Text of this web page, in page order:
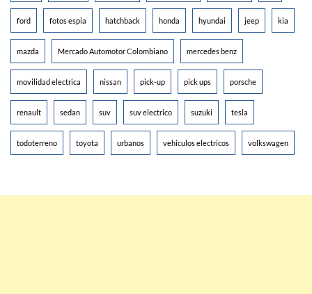
ford fotos espia hatchback honda hyundai jeep kia
mazda Mercado Automotor Colombiano mercedes benz
movilidad electrica nissan pick-up pick ups porsche
renault sedan suv suv electrico suzuki tesla
todoterreno toyota urbanos vehiculos electricos volkswagen